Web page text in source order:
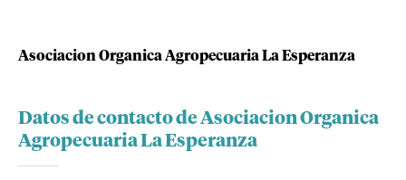
Asociacion Organica Agropecuaria La Esperanza
Datos de contacto de Asociacion Organica
Agropecuaria La Esperanza